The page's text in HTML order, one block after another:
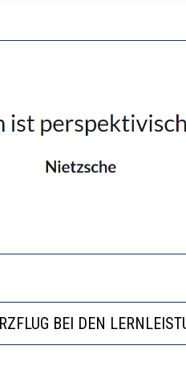
ALL DIE INVESTITIONEN
BEI DEN
VERRINGERT DAS